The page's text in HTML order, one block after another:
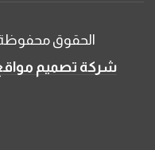
الحقوق
شركة تصميم